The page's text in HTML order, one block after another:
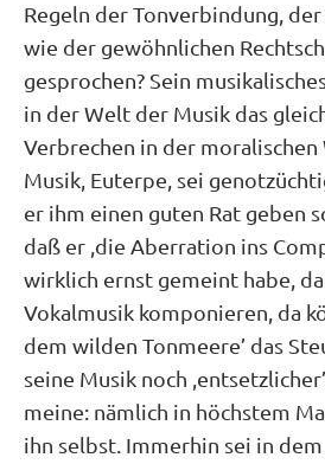
Regeln der Tonverbindung,
wie der gewöhnlichen
gesprochen? Sein
in der Welt der Musik das
Verbrechen in der
Musik, Euterpe, sei
er ihm einen guten Rat geben
daß er ,die Aberration ins
wirklich ernst gemeint habe,
Vokalmusik komponieren, da
dem wilden Tonmeere’ das
seine Musik noch
meine: nämlich in höchstem
ihn selbst. Immerhin sei in